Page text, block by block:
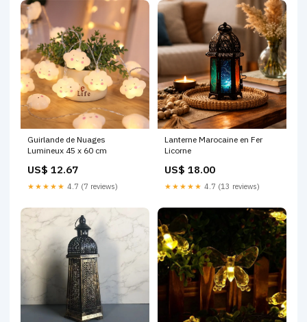
Guirlande de Nuages
Lumineux 45 x 60 cm
US$ 12.67
★★★★★ 4.7 (7 reviews)
Lanterne Marocaine en Fer
Licorne
US$ 18.00
★★★★★ 4.7 (13 reviews)